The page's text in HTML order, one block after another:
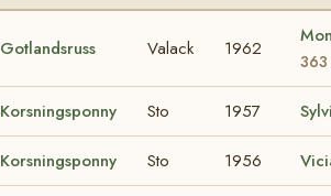
Gotlandsruss Valack 1962
363
Korsningsponny Sto 1957
Korsningsponny Sto 1956